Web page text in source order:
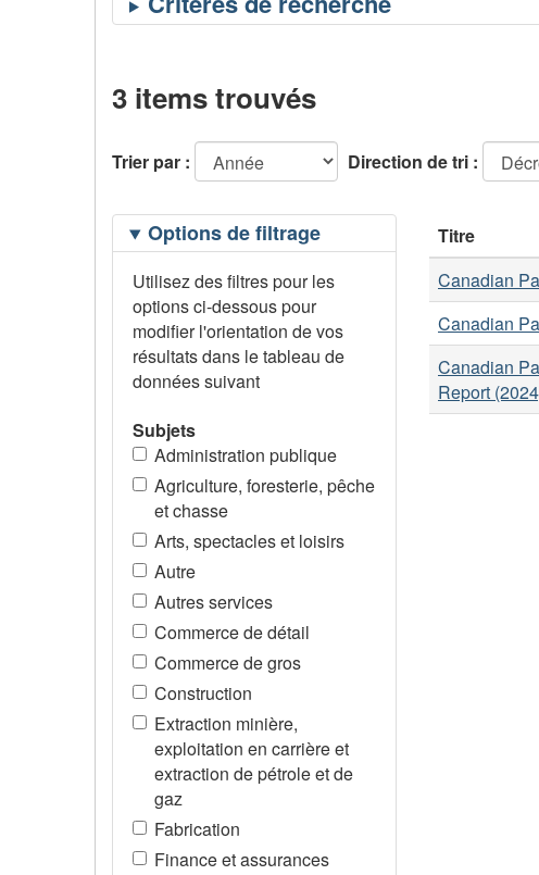
3 items trouvés
Trier par : Direction de tri :
Filtrage
desOptions de filtrage
Utilisez des filtres pour les
options ci-dessous pour
modifier l'orientation de vos
résultats dans le tableau de
données suivant
Subjets
Administration publique
Agriculture, foresterie, pêche
et chasse
Arts, spectacles et loisirs
Autre
Autres services
Commerce de détail
Commerce de gros
Construction
Extraction minière,
exploitation en carrière et
extraction de pétrole et de
gaz
Fabrication
Finance et assurances
Titre
Canadian
Canadian
Canadian
Report